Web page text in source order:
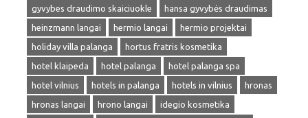
gyvybes draudimo skaiciuokle
hansa gyvybės draudimas
heinzmann langai
hermio langai
hermio projektai
holiday villa palanga
hortus fratris kosmetika
hotel klaipeda
hotel palanga
hotel palanga spa
hotel vilnius
hotels in palanga hotels in vilnius
hronas
hronas langai
hrono langai
idegio kosmetika